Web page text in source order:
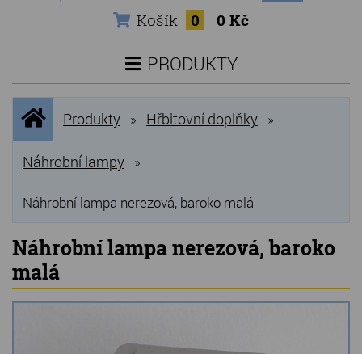
Košík 0 0 Kč
PRODUKTY
NOVINKY
NEJPRODÁVANĚJŠÍ
VÝPRODEJ
Produkty
Grilovací, pečící kameny
Lávové grilovací kameny
Kamenné truhlíky
Úvodní
stránka
Produkty » Hřbitovní doplňky »
Náhrobní lampy »
Náhrobní lampa nerezová, baroko malá
Náhrobní lampa nerezová, baroko
malá